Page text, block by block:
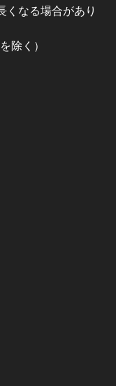
くなる場合があり
除く）